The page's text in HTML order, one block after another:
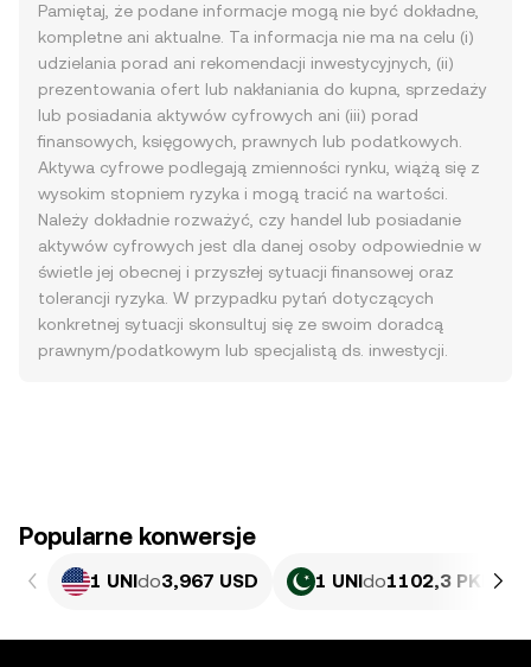
Pamiętaj, że podane informacje mogą nie być dokładne,
kompletne ani aktualne. Ta informacja nie ma na celu (i)
udzielania porad ani rekomendacji inwestycyjnych, (ii)
prezentowania ofert lub nakłaniania do kupna, sprzedaży
lub posiadania aktywów cyfrowych ani (iii) porad
finansowych, księgowych, prawnych lub podatkowych.
Aktywa cyfrowe podlegają zmienności rynku, wiążą się z
wysokim stopniem ryzyka i mogą tracić na wartości.
Należy dokładnie rozważyć, czy handel lub posiadanie
aktywów cyfrowych jest dla danej osoby odpowiednie w
świetle jej obecnej i przyszłej sytuacji finansowej oraz
tolerancji ryzyka. W przypadku pytań dotyczących
konkretnej sytuacji skonsultuj się ze swoim doradcą
prawnym/podatkowym lub specjalistą ds. inwestycji.
Popularne konwersje
1 UNIdo3,967 USD 1 UNIdo1102,3 PKR